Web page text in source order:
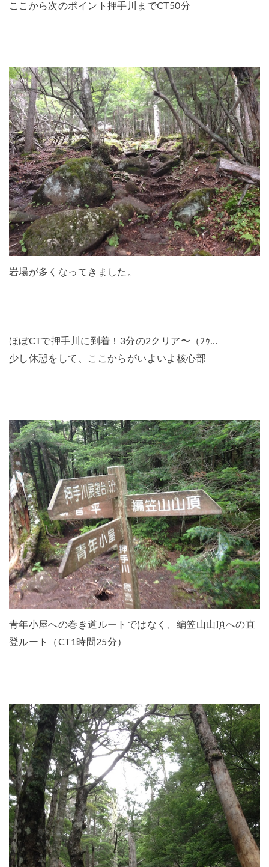
ここから次のポイント押手川までCT50分
岩場が多くなってきました。
ほぼCTで押手川に到着！3分の2クリア〜（ﾌｩ…
少し休憩をして、ここからがいよいよ核心部
青年小屋への巻き道ルートではなく、編笠山山頂への直
登ルート（CT1時間25分）